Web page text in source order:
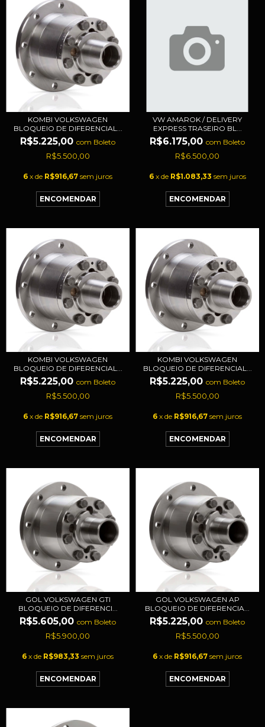
KOMBI VOLKSWAGEN
BLOQUEIO DE DIFERENCIAL...
R$5.225,00 com Boleto
R$5.500,00
6 x de R$916,67 sem juros
VW AMAROK / DELIVERY
EXPRESS TRASEIRO BL...
R$6.175,00 com Boleto
R$6.500,00
6 x de R$1.083,33 sem juros
KOMBI VOLKSWAGEN
BLOQUEIO DE DIFERENCIAL...
R$5.225,00 com Boleto
R$5.500,00
6 x de R$916,67 sem juros
KOMBI VOLKSWAGEN
BLOQUEIO DE DIFERENCIAL...
R$5.225,00 com Boleto
R$5.500,00
6 x de R$916,67 sem juros
GOL VOLKSWAGEN GTI
BLOQUEIO DE DIFERENCI...
R$5.605,00 com Boleto
R$5.900,00
6 x de R$983,33 sem juros
GOL VOLKSWAGEN AP
BLOQUEIO DE DIFERENCIA...
R$5.225,00 com Boleto
R$5.500,00
6 x de R$916,67 sem juros